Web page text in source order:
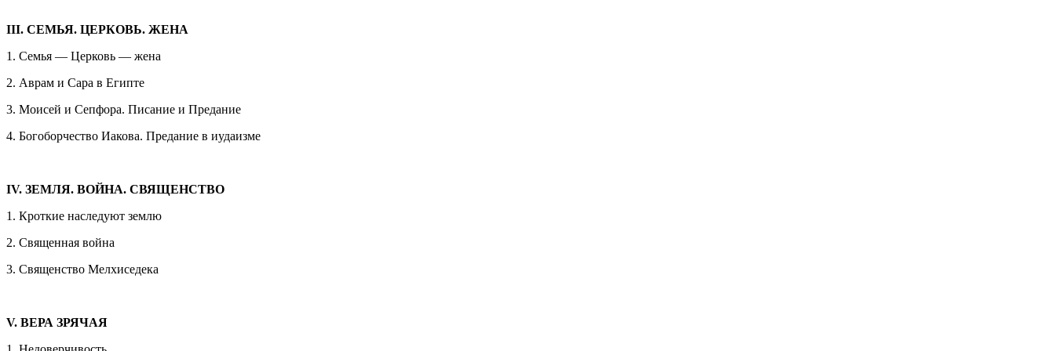
III. СЕМЬЯ. ЦЕРКОВЬ. ЖЕНА
1. Семья — Церковь — жена
2. Аврам и Сара в Египте
3. Моисей и Сепфора. Писание и Предание
4. Богоборчество Иакова. Предание в иудаизме
IV. ЗЕМЛЯ. ВОЙНА. СВЯЩЕНСТВО
1. Кроткие наследуют землю
2. Священная война
3. Священство Мелхиседека
V. ВЕРА ЗРЯЧАЯ